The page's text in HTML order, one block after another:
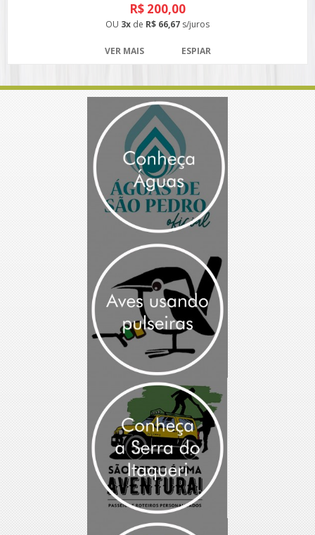
R$ 200,00
OU 3x de R$ 66,67 s/juros
VER MAIS ESPIAR